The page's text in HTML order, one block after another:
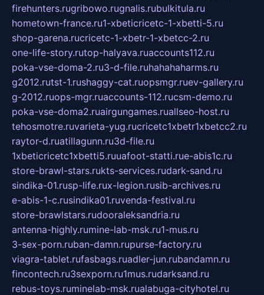
firehunters.rugribowo.rugnalis.rubulkitula.ru
hometown-france.ru1-xbeticricetc-1-xbetti-5.ru
shop-garena.rucricetc-1-xbetr-1-xbetcc-2.ru
one-life-story.rutop-halyava.ruaccounts112.ru
poka-vse-doma-2.ru3-d-file.ruhahahaharms.ru
g2012.rutst-1.rushaggy-cat.ruopsmgr.ruev-gallery.ru
g-2012.ruops-mgr.ruaccounts-112.rucsm-demo.ru
poka-vse-doma2.ruairgungames.ruallseo-host.ru
tehosmotre.ruvarieta-yug.rucricetc1xbetr1xbetcc2.ru
raytor-d.ruatillagunn.ru3d-file.ru
1xbeticricetc1xbetti5.ruuafoot-statti.rue-abis1c.ru
store-brawl-stars.rukts-services.rudark-sand.ru
sindika-01.rusp-life.rux-legion.rusib-archives.ru
e-abis-1-c.rusindika01.ruvenda-festival.ru
store-brawlstars.rudooraleksandria.ru
antenna-highly.rumine-lab-msk.ru1-mus.ru
3-sex-porn.ruban-damn.rupurse-factory.ru
viagra-tablet.rufasbags.ruadler-jun.rubandamn.ru
fincontech.ru3sexporn.ru1mus.rudarksand.ru
rebus-toys.ruminelab-msk.rualabuga-cityhotel.ru